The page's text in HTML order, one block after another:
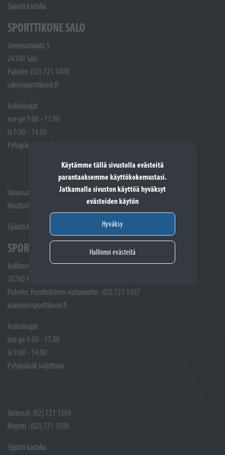
Käytämme tällä sivustolla evästeitä
parantaaksemme käyttökokemustasi.
Jatkamalla sivuston käyttöä hyväksyt
evästeiden käytön
Hyväksy
Hallinnoi evästeitä
Sijainti kartalla
SPORTTIKONE SALO
Joensuunkatu 5
24100 Salo
Puhelin: (02) 721 1400
salo@sporttikone.fi
Aukioloajat
ma-pe 9.00 - 17.00
la 9.00 - 14.00
Pyhäpäivät suljettuna
Varaosat: (02) 721 1407
Huoltotöiden vastaanotto: 02 7211405
Sijainti kartalla
SPORTTIKONE KAARINA
Hallimestarinkatu 4
20780 Kaarina
Puhelin: Huoltotöiden vastaanotto: (02) 721 1507
kaarina@sporttikone.fi
Aukioloajat
ma-pe 9.00 - 17.00
la 9.00 - 14.00
Pyhäpäivät suljettuna
Varaosat: (02) 721 1506
Myynti : (02) 721 1500
Sijainti kartalla